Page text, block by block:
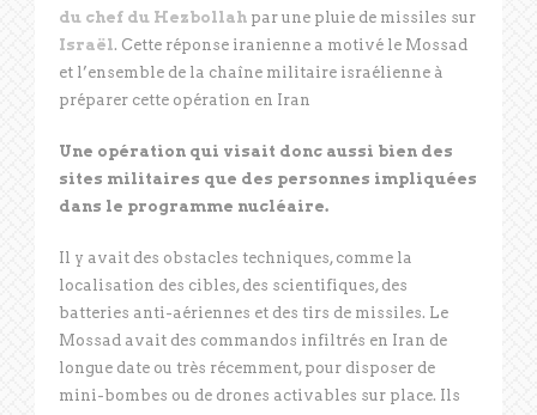
du chef du Hezbollah par une pluie de missiles sur
Israël. Cette réponse iranienne a motivé le Mossad
et l’ensemble de la chaîne militaire israélienne à
préparer cette opération en Iran
Une opération qui visait donc aussi bien des
sites militaires que des personnes impliquées
dans le programme nucléaire.
Il y avait des obstacles techniques, comme la
localisation des cibles, des scientifiques, des
batteries anti-aériennes et des tirs de missiles. Le
Mossad avait des commandos infiltrés en Iran de
longue date ou très récemment, pour disposer de
mini-bombes ou de drones activables sur place. Ils